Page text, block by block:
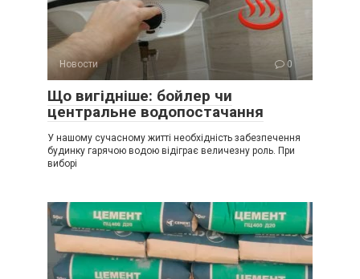
Новости 0
Що вигідніше: бойлер чи
центральне водопостачання
У нашому сучасному житті необхідність забезпечення
будинку гарячою водою відіграє величезну роль. При
виборі